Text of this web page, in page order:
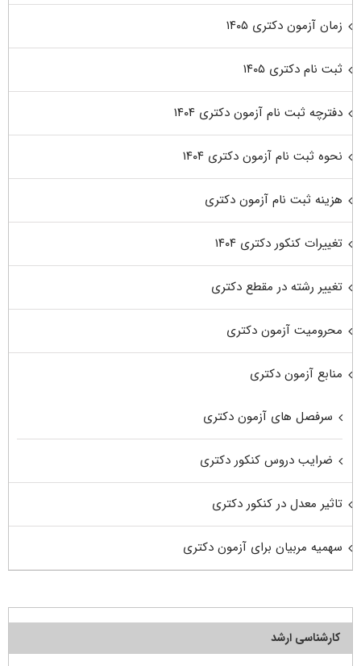
زمان آزمون دکتری ۱۴۰۵
ثبت نام دکتری ۱۴۰۵
دفترچه ثبت نام آزمون دکتری ۱۴۰۴
نحوه ثبت نام آزمون دکتری ۱۴۰۴
هزینه ثبت نام آزمون دکتری
تغییرات کنکور دکتری ۱۴۰۴
تغییر رشته در مقطع دکتری
محرومیت آزمون دکتری
منابع آزمون دکتری
سرفصل های آزمون دکتری
ضرایب دروس کنکور دکتری
تاثیر معدل در کنکور دکتری
سهمیه مربیان برای آزمون دکتری
کارشناسی ارشد